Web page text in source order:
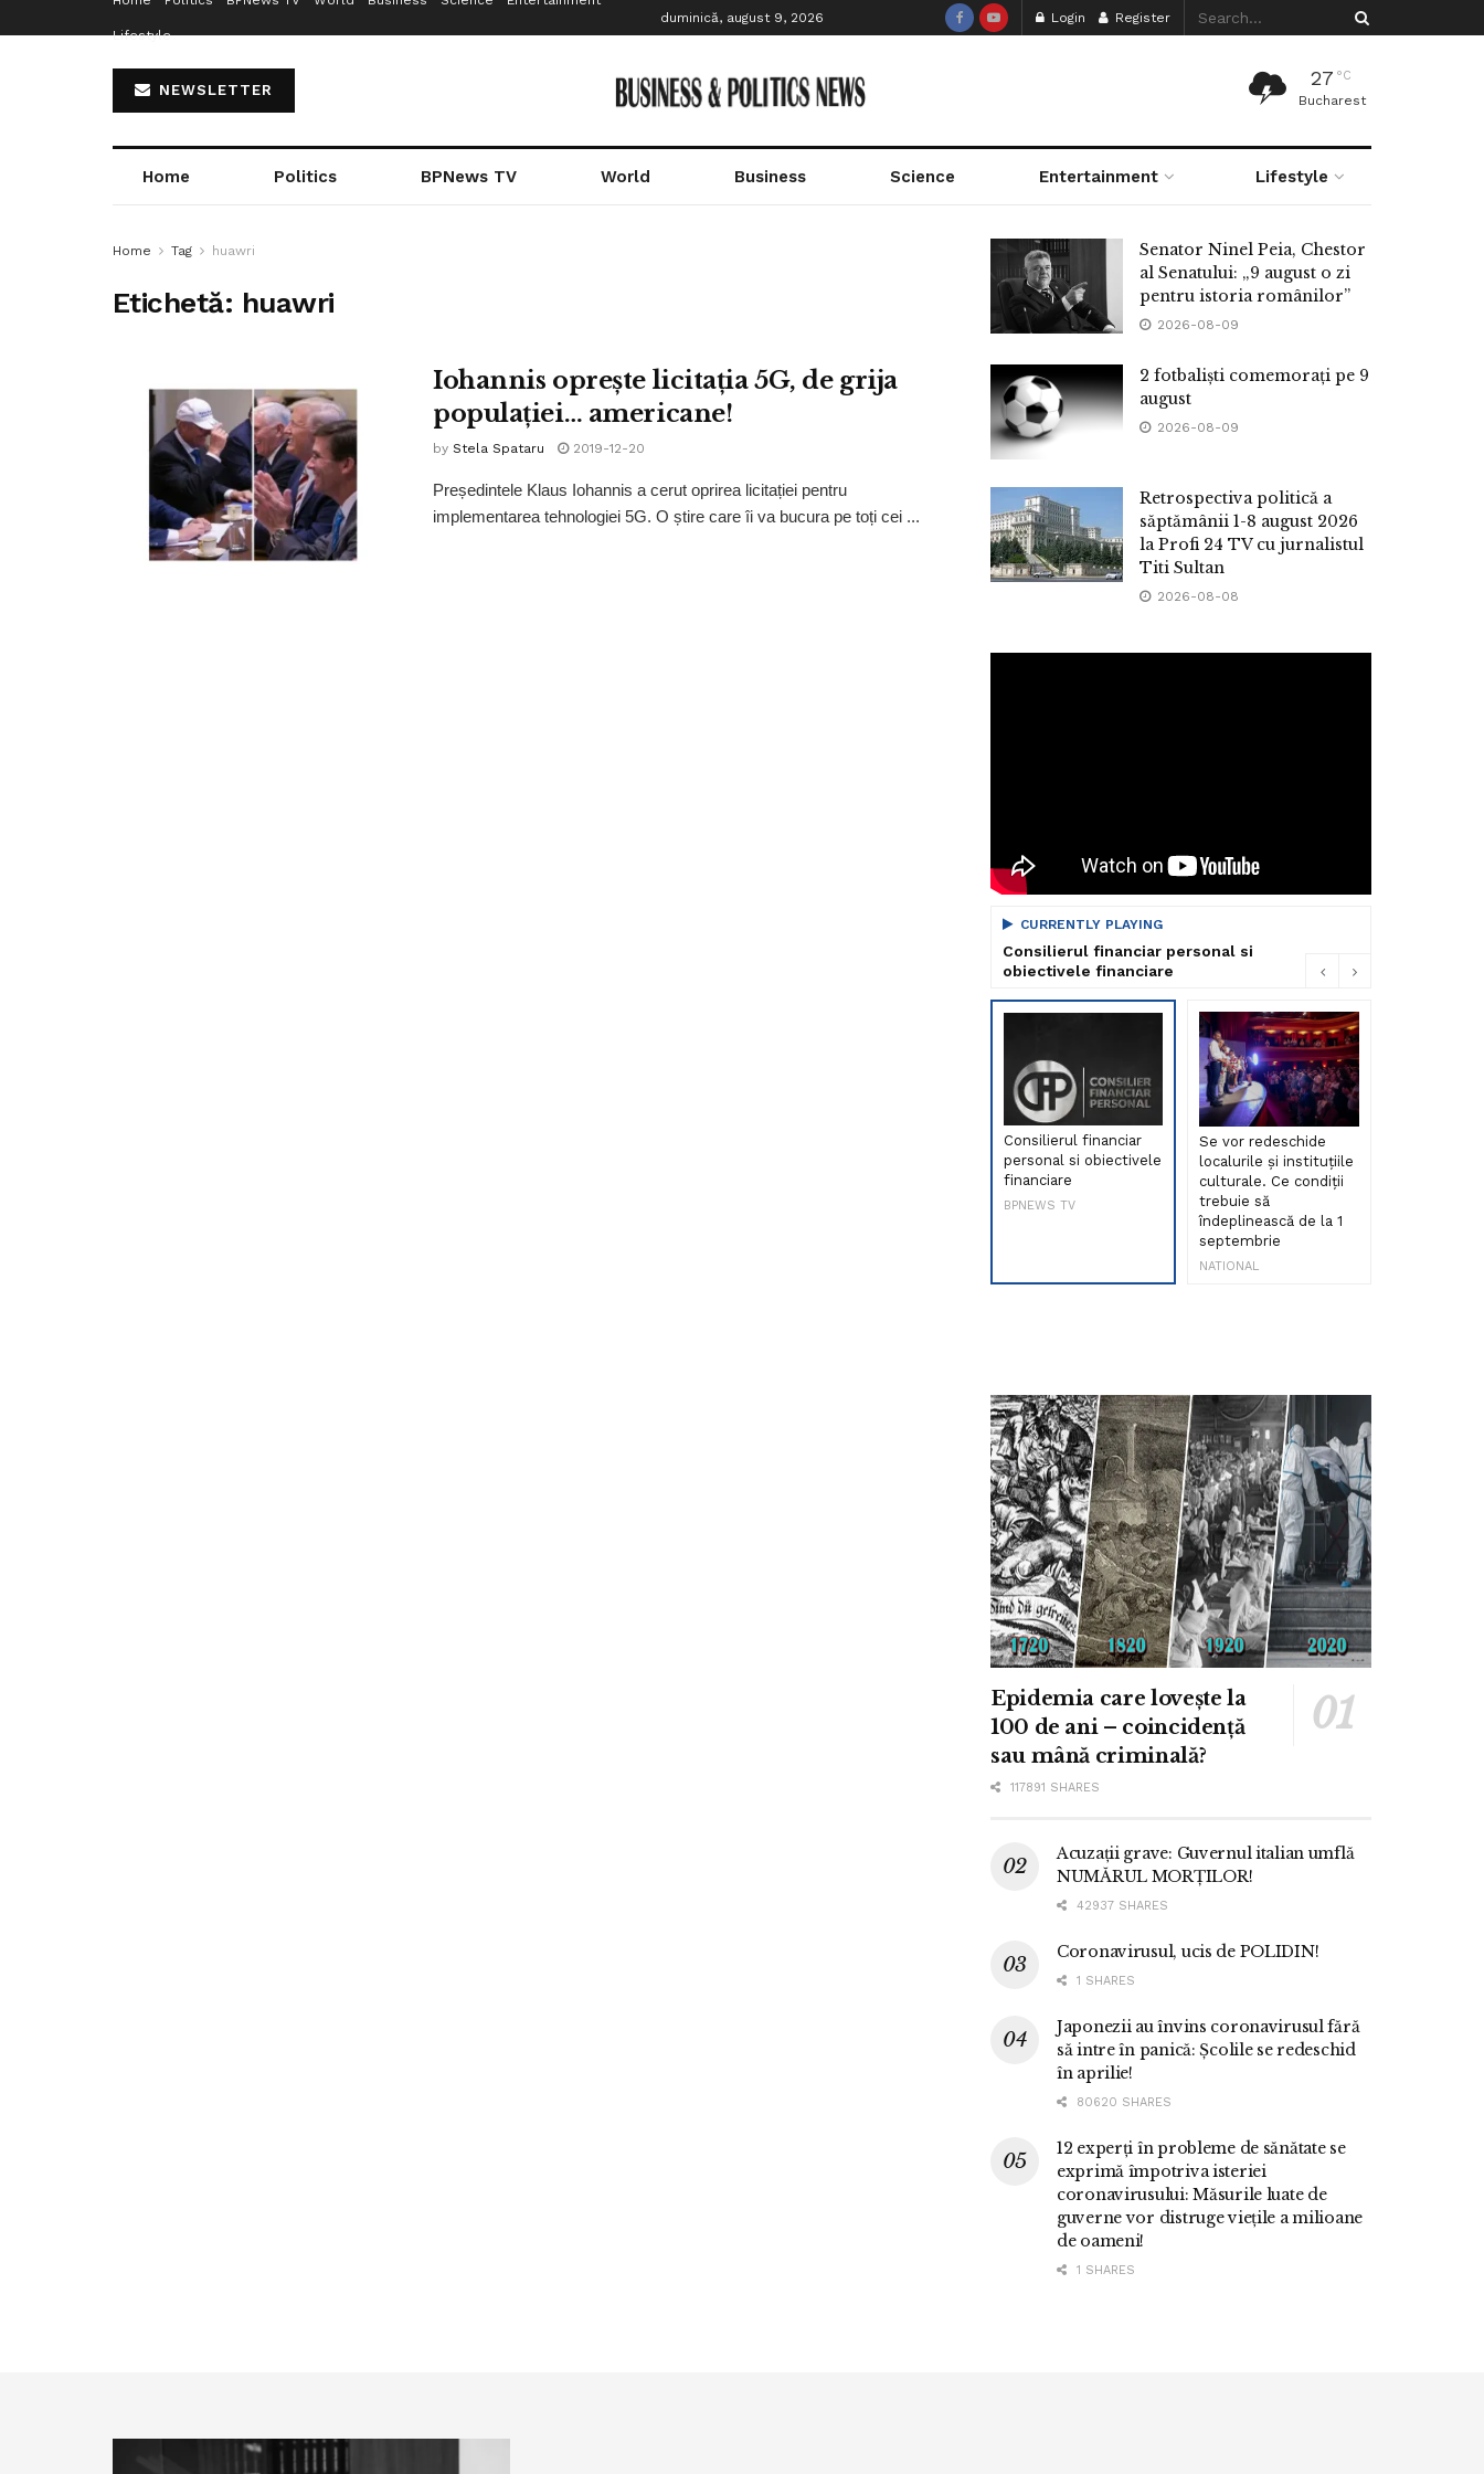
Lifestyle
duminică, august 9, 2026 Login Register
NEWSLETTER
27 °C
Bucharest
Home Politics BPNews TV World Business Science Entertainment Lifestyle
Home Tag huawri
Etichetă: huawri
Iohannis oprește licitația 5G, de grija
populației… americane!
by Stela Spataru 2019-12-20
Președintele Klaus Iohannis a cerut oprirea licitației pentru
implementarea tehnologiei 5G. O știre care îi va bucura pe toți cei ...
Senator Ninel Peia, Chestor
al Senatului: „9 august o zi
pentru istoria românilor”
2026-08-09
2 fotbaliști comemorați pe 9
august
2026-08-09
Retrospectiva politică a
săptămânii 1-8 august 2026
la Profi 24 TV cu jurnalistul
Titi Sultan
2026-08-08
CURRENTLY PLAYING
Consilierul financiar personal si
obiectivele financiare
Consilierul financiar
personal si obiectivele
financiare
BPNEWS TV
Se vor redeschide
localurile și instituțiile
culturale. Ce condiții
trebuie să
îndeplinească de la 1
septembrie
NATIONAL
Epidemia care lovește la
100 de ani – coincidență
sau mână criminală?
117891 SHARES
Acuzații grave: Guvernul italian umflă
NUMĂRUL MORȚILOR!
42937 SHARES
Coronavirusul, ucis de POLIDIN!
1 SHARES
Japonezii au învins coronavirusul fără
să intre în panică: Școlile se redeschid
în aprilie!
80620 SHARES
12 experți în probleme de sănătate se
exprimă împotriva isteriei
coronavirusului: Măsurile luate de
guverne vor distruge viețile a milioane
de oameni!
1 SHARES